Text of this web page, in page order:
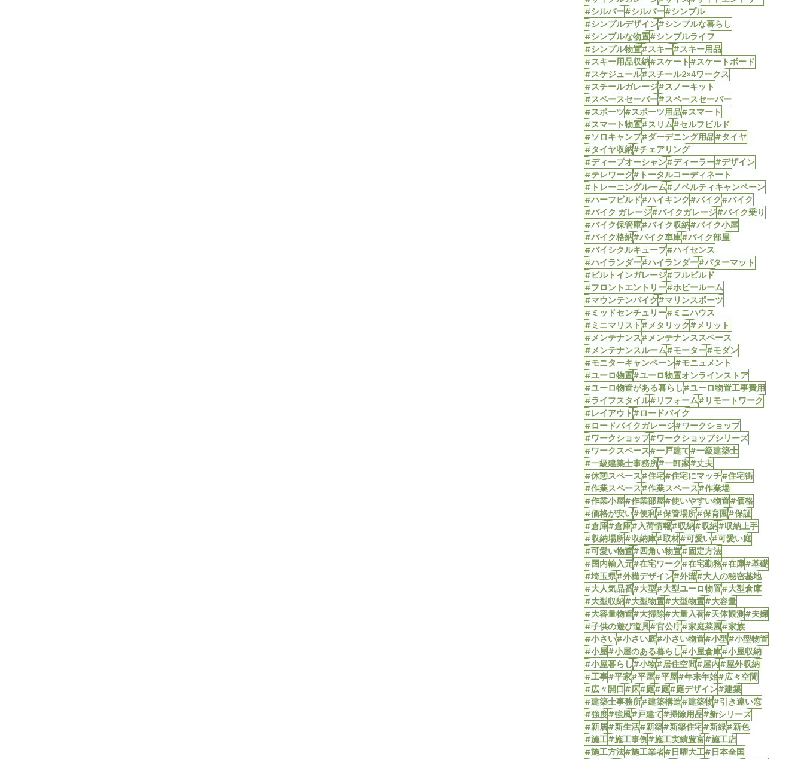
#シルバー#シルバー#シンプル
#シンプルデザイン#シンプルな暮らし
#シンプルな物置#シンプルライフ
#シンプル物置#スキー#スキー用品
#スキー用品収納#スケート#スケートボード
#スケジュール#スチール2×4ワークス
#スチールガレージ#スノーキット
#スペースセーバー#スペースセーバー
#スポーツ#スポーツ用品#スマート
#スマート物置#スリム#セルフビルド
#ソロキャンプ#ダーデニング用品#タイヤ
#タイヤ収納#チェアリング
#ディープオーシャン#ディーラー#デザイン
#テレワーク#トータルコーディネート
#トレーニングルーム#ノベルティキャンペーン
#ハーフビルド#ハイキング#バイク#バイク
#バイク ガレージ#バイクガレージ#バイク乗り
#バイク保管庫#バイク収納#バイク小屋
#バイク格納#バイク車庫#バイク部屋
#バイシクルキューブ#ハイセンス
#ハイランダー#ハイランダー#パターマット
#ビルトインガレージ#フルビルド
#フロントエントリー#ホビールーム
#マウンテンバイク#マリンスポーツ
#ミッドセンチュリー#ミニハウス
#ミニマリスト#メタリック#メリット
#メンテナンス#メンテナンススペース
#メンテナンスルーム#モーター#モダン
#モニターキャンペーン#モニュメント
#ユーロ物置#ユーロ物置オンラインストア
#ユーロ物置がある暮らし#ユーロ物置工事費用
#ライフスタイル#リフォーム#リモートワーク
#レイアウト#ロードバイク
#ロードバイクガレージ#ワークショップ
#ワークショップ#ワークショップシリーズ
#ワークスペース#一戸建て#一級建築士
#一級建築士事務所#一軒家#丈夫
#休憩スペース#住宅#住宅にマッチ#住宅街
#作業スペース#作業スペース#作業場
#作業小屋#作業部屋#使いやすい物置#価格
#価格が安い#便利#保管場所#保育園#保証
#倉庫#倉庫#入荷情報#収納#収納#収納上手
#収納場所#収納庫#取材#可愛い#可愛い庭
#可愛い物置#四角い物置#固定方法
#国内輸入元#在宅ワーク#在宅勤務#在庫#基礎
#埼玉県#外構デザイン#外溝#大人の秘密基地
#大人気品番#大型#大型ユーロ物置#大型倉庫
#大型収納#大型物置#大型物置#大容量
#大容量物置#大掃除#大量入荷#天体観測#夫婦
#子供の遊び道具#官公庁#家庭菜園#家族
#小さい#小さい庭#小さい物置#小型#小型物置
#小屋#小屋のある暮らし#小屋倉庫#小屋収納
#小屋暮らし#小物#居住空間#屋内#屋外収納
#工事#平家#平屋#平屋#年末年始#広々空間
#広々開口#床#庭#庭#庭デザイン#建築
#建築士事務所#建築構造#建築物#引き違い窓
#強度#強風#戸建て#掃除用品#新シリーズ
#新居#新生活#新築#新築住宅#新緑#新色
#施工#施工事例#施工実績豊富#施工店
#施工方法#施工業者#日曜大工#日本全国